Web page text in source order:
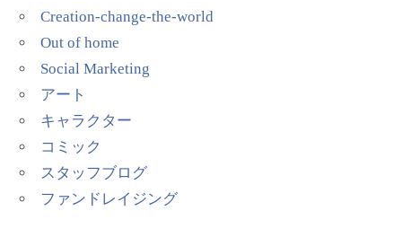
Creation-change-the-world
Out of home
Social Marketing
アート
キャラクター
コミック
スタッフブログ
ファンドレイジング